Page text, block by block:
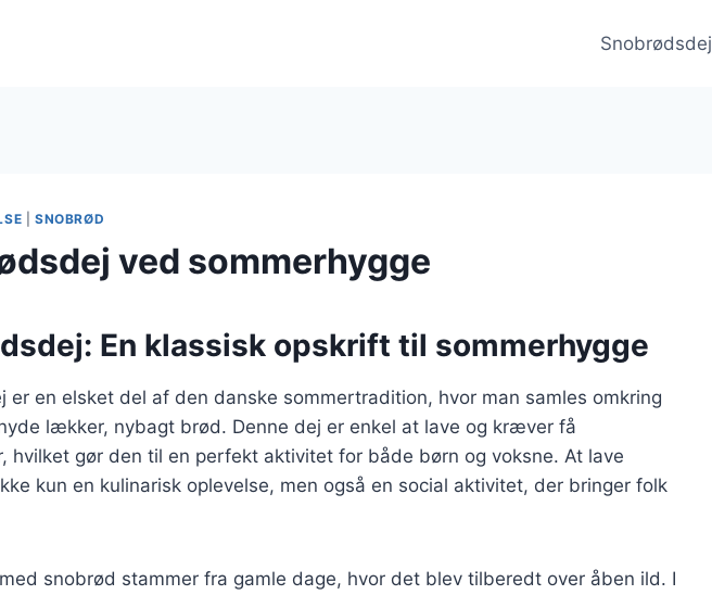
Snobrødsdej
SNOBRØD
ved sommerhygge
En klassisk opskrift til sommerhygge
er en elsket del af den danske sommertradition, hvor man samles omkring
lækker, nybagt brød. Denne dej er enkel at lave og kræver få
hvilket gør den til en perfekt aktivitet for både børn og voksne. At lave
kun en kulinarisk oplevelse, men også en social aktivitet, der bringer folk
snobrød stammer fra gamle dage, hvor det blev tilberedt over åben ild. I